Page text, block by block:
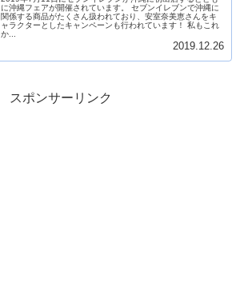
に沖縄フェアが開催されています。 セブンイレブンで沖縄に
関係する商品がたくさん扱われており、安室奈美恵さんをキ
ャラクターとしたキャンペーンも行われています！ 私もこれ
か...
2019.12.26
スポンサーリンク